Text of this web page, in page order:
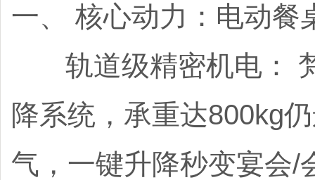
一、 核心动力：电动餐
轨道级精密机电： 梵
降系统，承重达800kg
气，一键升降秒变宴会